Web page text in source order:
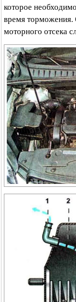
которое
время торможения.
моторного отсека